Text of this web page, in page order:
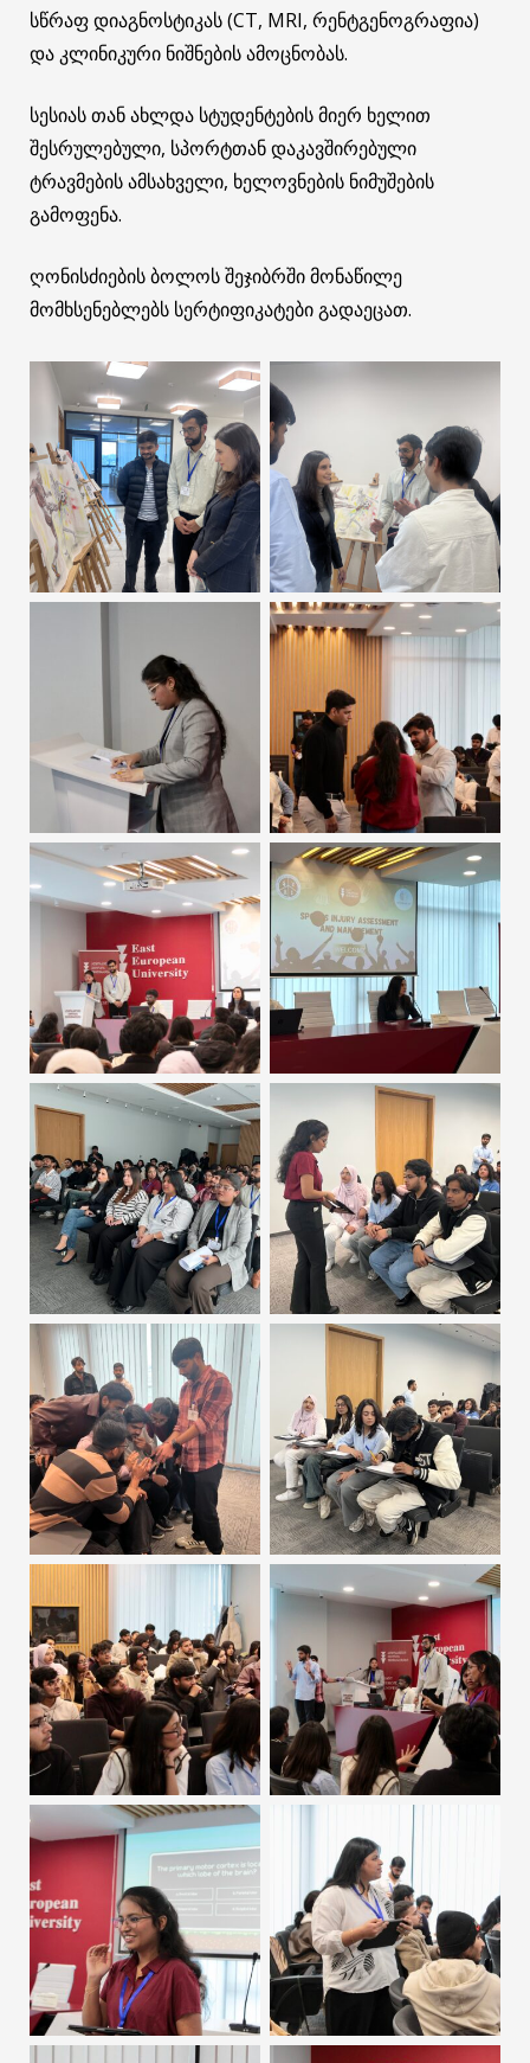
სწრაფ დიაგნოსტიკას (CT, MRI, რენტგენოგრაფია)
და კლინიკური ნიშნების ამოცნობას.
სესიას თან ახლდა სტუდენტების მიერ ხელით
შესრულებული, სპორტთან დაკავშირებული
ტრავმების ამსახველი, ხელოვნების ნიმუშების
გამოფენა.
ღონისძიების ბოლოს შეჯიბრში მონაწილე
მომხსენებლებს სერტიფიკატები გადაეცათ.